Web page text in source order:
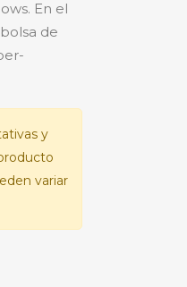
En el
de
y
variar